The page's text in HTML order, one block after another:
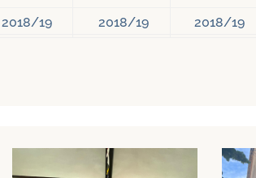
2018/19 2018/19 2018/19